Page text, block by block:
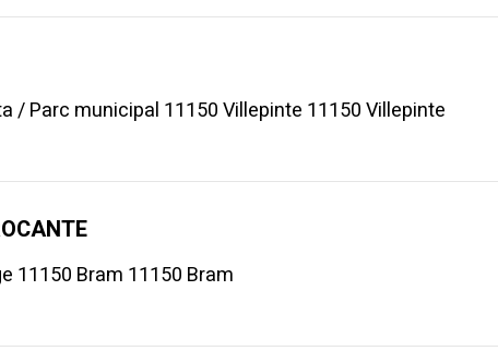
/ Parc municipal 11150 Villepinte 11150 Villepinte
11150 Bram 11150 Bram